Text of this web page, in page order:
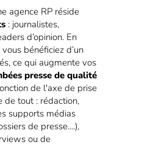
agence RP réside
: journalistes,
d’opinion. En
bénéficiez d’un
ce qui augmente vos
presse de qualité
de l'axe de prise
de tout : rédaction,
supports médias
de presse....),
ou de